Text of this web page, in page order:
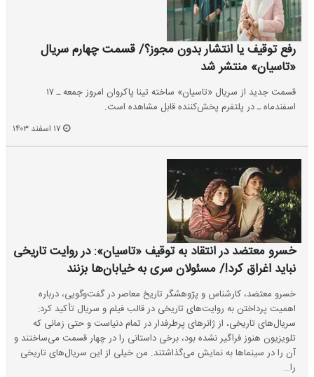
رفع توقیف یا انتشار بدون مجوز؟/ قسمت چهارم سریال
«تاسیان» منتشر شد
قسمت جدید از سریال «تاسیان» ساخته تینا پاکروان امروز جمعه ـ ۱۷
اسفندماه ـ در پلتفرم پخش‌کننده قابل مشاهده است.
خسرو معتضد در انتقاد به توقیف «تاسیان»: در روایت تاریخی
نباید اغراق کرد!/ مسئولان سری به خیابان‌ها بزنند
خسرو معتضد، کارشناس و پژوهشگر تاریخ معاصر در گفت‌وگویی، درباره
اهمیت پرداختن به روایت‌های تاریخی در قالب فیلم و سریال تأکید کرد:
سریال‌های تاریخی، از ژانرهای پرطرفدار در تمام دنیاست و حتی زمانی که
تلویزیون هنوز فراگیر نشده بود، برخی داستانی را در چهار قسمت می‌ساختند و
آن را در سینماها به نمایش می‌گذاشتند. من خیلی از این سریال‌های تاریخی
را…